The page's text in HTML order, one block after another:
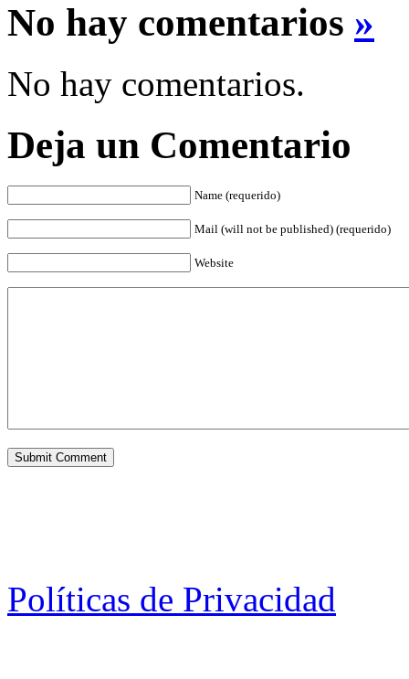
No hay comentarios »
No hay comentarios.
Deja un Comentario
Name (requerido)
Mail (will not be published) (requerido)
Website
Políticas de Privacidad